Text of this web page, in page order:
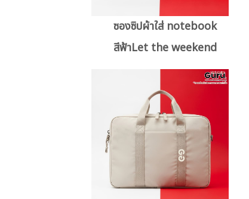
ซองซิปผ้าใส่ notebook
สีฟ้าLet the weekend